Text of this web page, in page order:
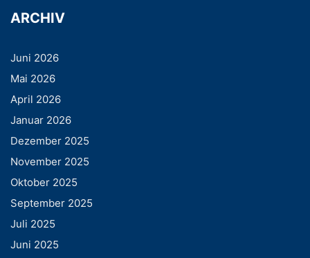
ARCHIV
Juni 2026
Mai 2026
April 2026
Januar 2026
Dezember 2025
November 2025
Oktober 2025
September 2025
Juli 2025
Juni 2025